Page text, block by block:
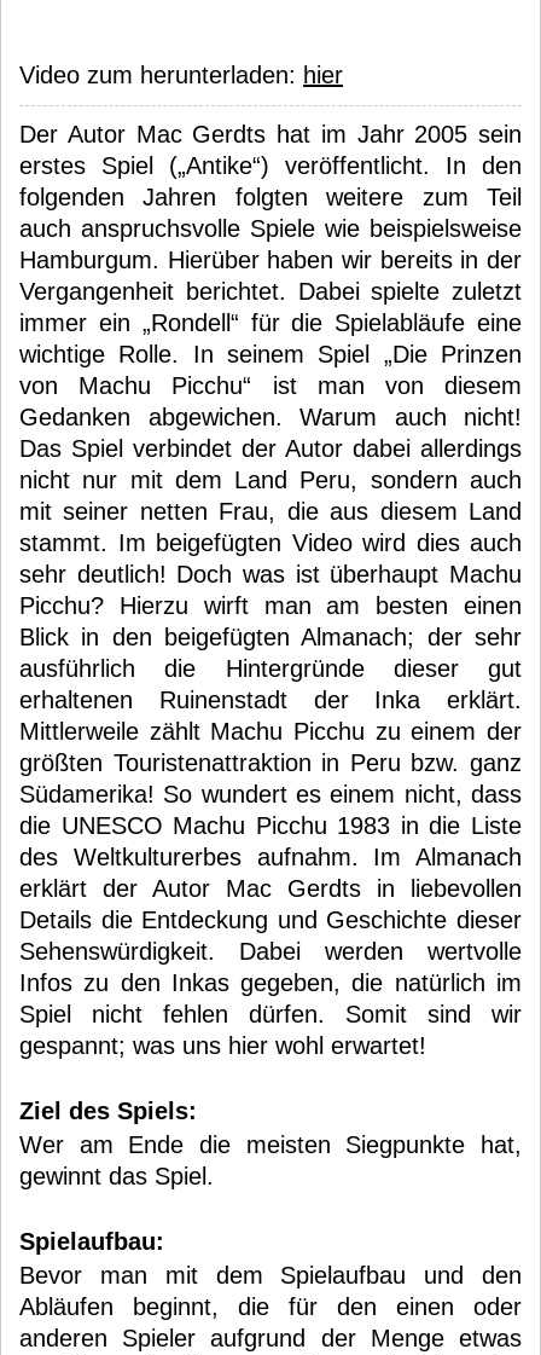
Video zum herunterladen: hier
Der Autor Mac Gerdts hat im Jahr 2005 sein
erstes Spiel („Antike“) veröffentlicht. In den
folgenden Jahren folgten weitere zum Teil
auch anspruchsvolle Spiele wie beispielsweise
Hamburgum. Hierüber haben wir bereits in der
Vergangenheit berichtet. Dabei spielte zuletzt
immer ein „Rondell“ für die Spielabläufe eine
wichtige Rolle. In seinem Spiel „Die Prinzen
von Machu Picchu“ ist man von diesem
Gedanken abgewichen. Warum auch nicht!
Das Spiel verbindet der Autor dabei allerdings
nicht nur mit dem Land Peru, sondern auch
mit seiner netten Frau, die aus diesem Land
stammt. Im beigefügten Video wird dies auch
sehr deutlich! Doch was ist überhaupt Machu
Picchu? Hierzu wirft man am besten einen
Blick in den beigefügten Almanach; der sehr
ausführlich die Hintergründe dieser gut
erhaltenen Ruinenstadt der Inka erklärt.
Mittlerweile zählt Machu Picchu zu einem der
größten Touristenattraktion in Peru bzw. ganz
Südamerika! So wundert es einem nicht, dass
die UNESCO Machu Picchu 1983 in die Liste
des Weltkulturerbes aufnahm. Im Almanach
erklärt der Autor Mac Gerdts in liebevollen
Details die Entdeckung und Geschichte dieser
Sehenswürdigkeit. Dabei werden wertvolle
Infos zu den Inkas gegeben, die natürlich im
Spiel nicht fehlen dürfen. Somit sind wir
gespannt; was uns hier wohl erwartet!
Ziel des Spiels:
Wer am Ende die meisten Siegpunkte hat,
gewinnt das Spiel.
Spielaufbau:
Bevor man mit dem Spielaufbau und den
Abläufen beginnt, die für den einen oder
anderen Spieler aufgrund der Menge etwas